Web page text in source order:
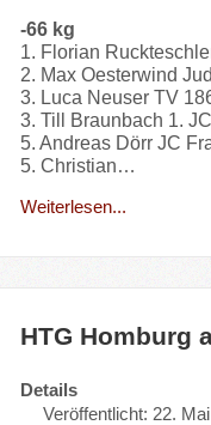
-66 kg
1. Florian
2. Max Oesterwind
3. Luca Neuser TV
3. Till Braunbach 1.
5. Andreas Dörr JC
5. Christian…
Weiterlesen...
HTG Homburg
Details
Veröffentlicht: 22.